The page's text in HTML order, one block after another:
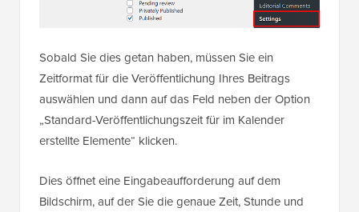
Sobald Sie dies getan haben, müssen Sie ein
Zeitformat für die Veröffentlichung Ihres Beitrags
auswählen und dann auf das Feld neben der Option
„Standard-Veröffentlichungszeit für im Kalender
erstellte Elemente“ klicken.
Dies öffnet eine Eingabeaufforderung auf dem
Bildschirm, auf der Sie die genaue Zeit, Stunde und